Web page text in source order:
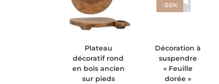
PANIER
Plateau
décoratif rond
en bois ancien
sur pieds
-50%
PANIER
Décoration à
suspendre
« Feuille
dorée »